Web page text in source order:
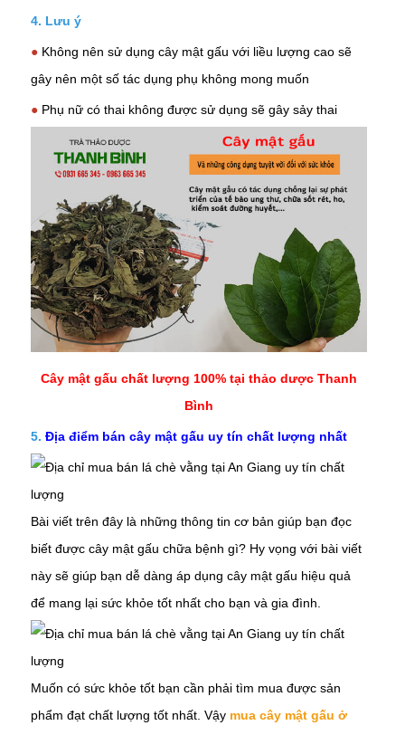
4. Lưu ý
● Không nên sử dụng cây mật gấu với liều lượng cao sẽ
gây nên một số tác dụng phụ không mong muốn
● Phụ nữ có thai không được sử dụng sẽ gây sảy thai
Cây mật gấu chất lượng 100% tại thảo dược Thanh
Bình
5. Địa điểm bán cây mật gấu uy tín chất lượng nhất
Bài viết trên đây là những thông tin cơ bản giúp bạn đọc
biết được cây mật gấu chữa bệnh gì? Hy vọng với bài viết
này sẽ giúp bạn dễ dàng áp dụng cây mật gấu hiệu quả
để mang lại sức khỏe tốt nhất cho bạn và gia đình.
Muốn có sức khỏe tốt bạn cần phải tìm mua được sản
phẩm đạt chất lượng tốt nhất. Vậy mua cây mật gấu ở